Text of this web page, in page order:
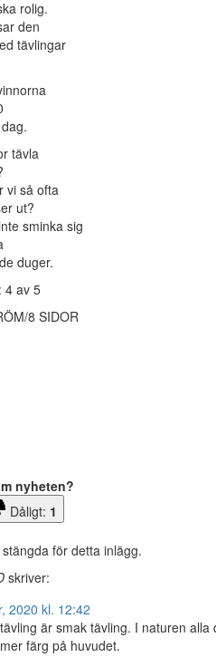
rolig.
den
tävlingar
tävla
vi så ofta
ut?
sminka sig
duger.
4 av 5
8 SIDOR
nyheten?
Dåligt: 1
för detta inlägg.
skriver:
2020 kl. 12:42
är smak tävling. I naturen
färg på huvudet.